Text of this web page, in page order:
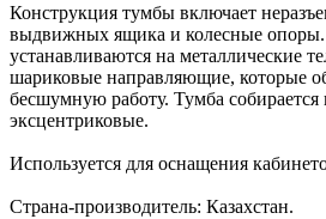
Конструкция тумбы включает
выдвижных ящика и колесные
устанавливаются на металлические
шариковые направляющие, которые
бесшумную работу. Тумба собирается
эксцентриковые.
Используется для оснащения
Страна-производитель: